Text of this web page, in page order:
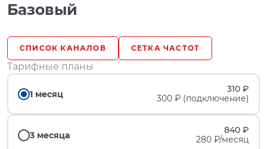
Базовый
СПИСОК КАНАЛОВ СЕТКА ЧАСТОТ
Тарифные планы
1 месяц
310 ₽
300 ₽ (подключение)
3 месяца
840 ₽
280 ₽/месяц